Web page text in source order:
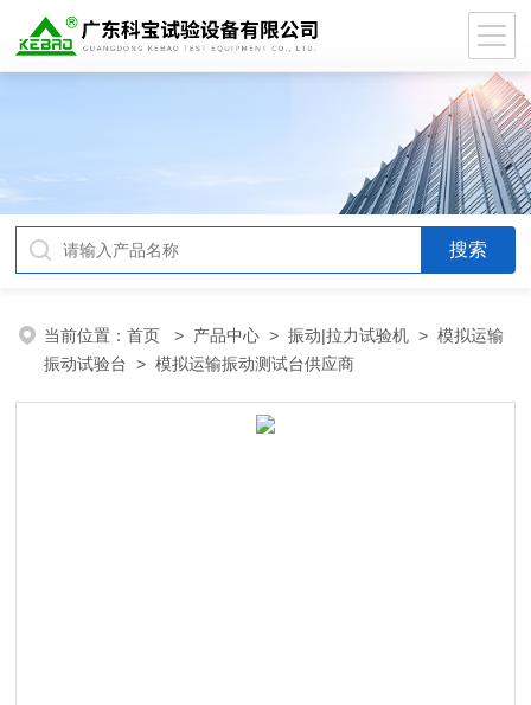
当前位置：首页 > 产品中心 >振动|拉力试验机 >模拟运输
振动试验台 > 模拟运输振动测试台供应商